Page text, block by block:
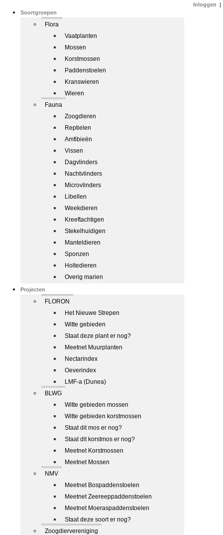
Soortgroepen
Flora
Vaatplanten
Mossen
Korstmossen
Paddenstoelen
Kranswieren
Wieren
Fauna
Zoogdieren
Reptielen
Amfibieën
Vissen
Dagvlinders
Nachtvlinders
Microvlinders
Libellen
Weekdieren
Kreeftachtigen
Stekelhuidigen
Manteldieren
Sponzen
Holtedieren
Overig marien
Projecten
FLORON
Het Nieuwe Strepen
Witte gebieden
Staat deze plant er nog?
Meetnet Muurplanten
Nectarindex
Oeverindex
LMF-a (Dunea)
BLWG
Witte gebieden mossen
Witte gebieden korstmossen
Staat dit mos er nog?
Staat dit korstmos er nog?
Meetnet Korstmossen
Meetnet Mossen
NMV
Meetnet Bospaddenstoelen
Meetnet Zeereeppaddenstoelen
Meetnet Moeraspaddenstoelen
Staat deze soort er nog?
Zoogdiervereniging
Inloggen |